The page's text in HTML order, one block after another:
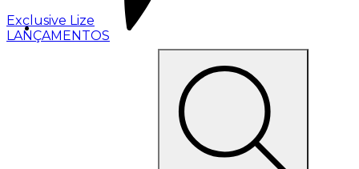
Exclusive Lize
LANÇAMENTOS